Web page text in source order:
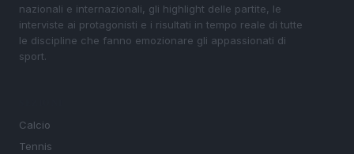
nazionali e internazionali, gli highlight delle partite, le
interviste ai protagonisti e i risultati in tempo reale di tutte
le discipline che fanno emozionare gli appassionati di
sport.
Calcio
Tennis